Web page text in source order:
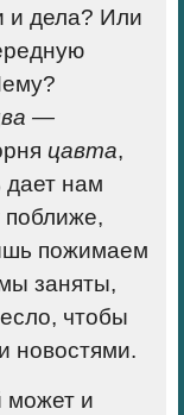
и дела? Или
—
цавта,
дает нам
поближе,
пожимаем
заняты,
чтобы
новостями.
может и